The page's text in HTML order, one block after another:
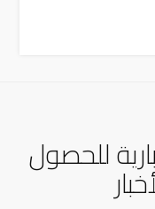
للحصول